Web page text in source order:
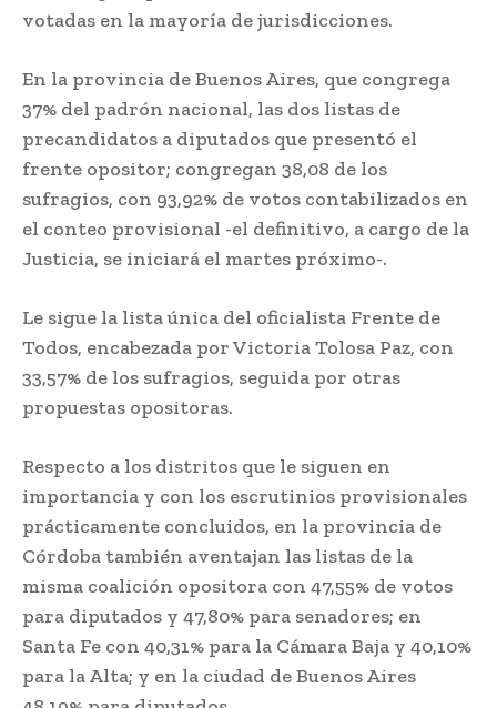
votadas en la mayoría de jurisdicciones.
En la provincia de Buenos Aires, que congrega
37% del padrón nacional, las dos listas de
precandidatos a diputados que presentó el
frente opositor; congregan 38,08 de los
sufragios, con 93,92% de votos contabilizados en
el conteo provisional -el definitivo, a cargo de la
Justicia, se iniciará el martes próximo-.
Le sigue la lista única del oficialista Frente de
Todos, encabezada por Victoria Tolosa Paz, con
33,57% de los sufragios, seguida por otras
propuestas opositoras.
Respecto a los distritos que le siguen en
importancia y con los escrutinios provisionales
prácticamente concluidos, en la provincia de
Córdoba también aventajan las listas de la
misma coalición opositora con 47,55% de votos
para diputados y 47,80% para senadores; en
Santa Fe con 40,31% para la Cámara Baja y 40,10%
para la Alta; y en la ciudad de Buenos Aires